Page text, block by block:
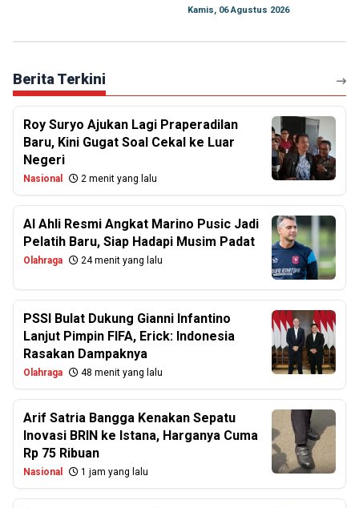
Kamis, 06 Agustus 2026
Berita Terkini
Roy Suryo Ajukan Lagi Praperadilan
Baru, Kini Gugat Soal Cekal ke Luar
Negeri
Nasional 2 menit yang lalu
Al Ahli Resmi Angkat Marino Pusic Jadi
Pelatih Baru, Siap Hadapi Musim Padat
Olahraga 24 menit yang lalu
PSSI Bulat Dukung Gianni Infantino
Lanjut Pimpin FIFA, Erick: Indonesia
Rasakan Dampaknya
Olahraga 48 menit yang lalu
Arif Satria Bangga Kenakan Sepatu
Inovasi BRIN ke Istana, Harganya Cuma
Rp 75 Ribuan
Nasional 1 jam yang lalu